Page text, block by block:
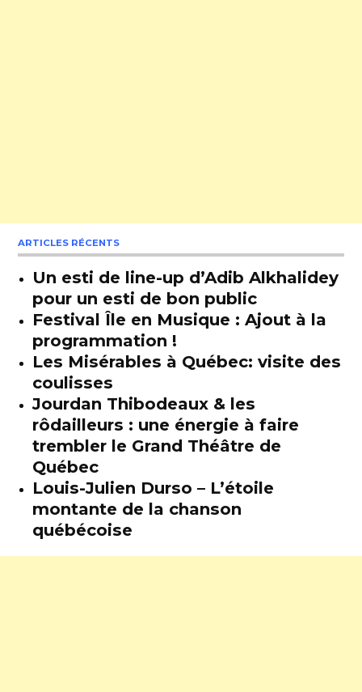
ARTICLES RÉCENTS
Un esti de line-up d’Adib Alkhalidey
pour un esti de bon public
Festival Île en Musique : Ajout à la
programmation !
Les Misérables à Québec: visite des
coulisses
Jourdan Thibodeaux & les
rôdailleurs : une énergie à faire
trembler le Grand Théâtre de
Québec
Louis-Julien Durso – L’étoile
montante de la chanson
québécoise